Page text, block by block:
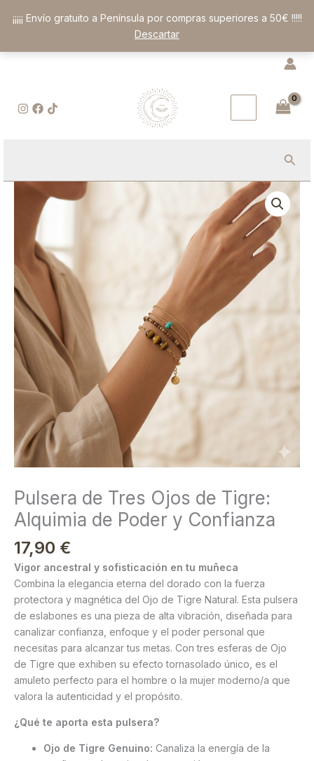
¡¡¡¡¡ Envío gratuito a Península por compras superiores a 50€ !!!!!
Descartar
Pulsera de Tres Ojos de Tigre:
Alquimia de Poder y Confianza
17,90 €
Vigor ancestral y sofisticación en tu muñeca
Combina la elegancia eterna del dorado con la fuerza
protectora y magnética del Ojo de Tigre Natural. Esta pulsera
de eslabones es una pieza de alta vibración, diseñada para
canalizar confianza, enfoque y el poder personal que
necesitas para alcanzar tus metas. Con tres esferas de Ojo
de Tigre que exhiben su efecto tornasolado único, es el
amuleto perfecto para el hombre o la mujer moderno/a que
valora la autenticidad y el propósito.
¿Qué te aporta esta pulsera?
Ojo de Tigre Genuino: Canaliza la energía de la
Pulsera
Tigre:
Alquimia
de
Poder
y
Confianza
cantidad